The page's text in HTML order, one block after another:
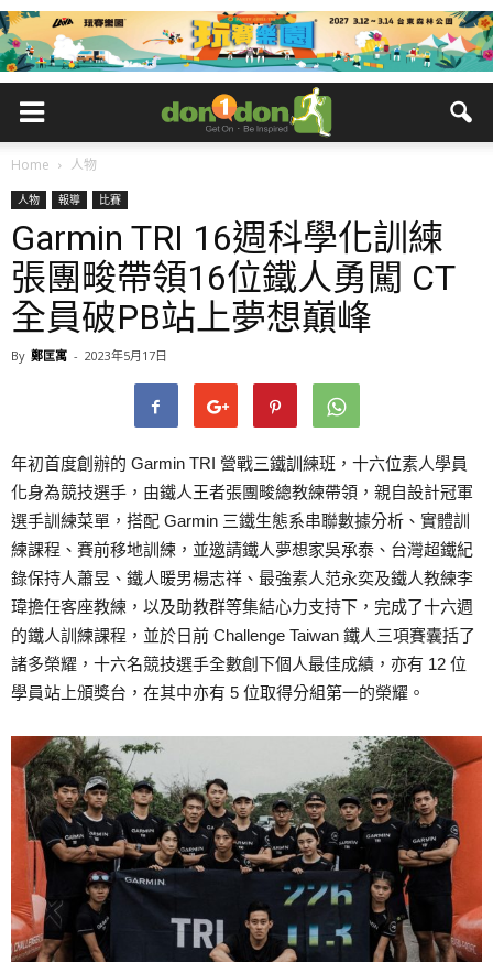
Home 人物
人物 報導 比賽
Garmin TRI 16週科學化訓練
張團畯帶領16位鐵人勇闖 CT
全員破PB站上夢想巔峰
By 鄭匡寓 - 2023年5月17日
年初首度創辦的 Garmin TRI 營戰三鐵訓練班，十六位素人學員
化身為競技選手，由鐵人王者張團畯總教練帶領，親自設計冠軍
選手訓練菜單，搭配 Garmin 三鐵生態系串聯數據分析、實體訓
練課程、賽前移地訓練，並邀請鐵人夢想家吳承泰、台灣超鐵紀
錄保持人蕭昱、鐵人暖男楊志祥、最強素人范永奕及鐵人教練李
瑋擔任客座教練，以及助教群等集結心力支持下，完成了十六週
的鐵人訓練課程，並於日前 Challenge Taiwan 鐵人三項賽囊括了
諸多榮耀，十六名競技選手全數創下個人最佳成績，亦有 12 位
學員站上頒獎台，在其中亦有 5 位取得分組第一的榮耀。